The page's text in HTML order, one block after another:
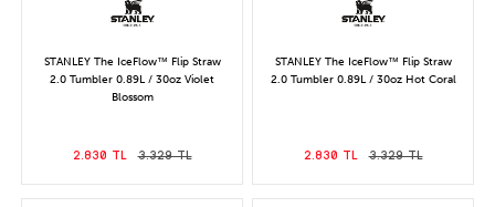
STANLEY The IceFlow™ Flip Straw
2.0 Tumbler 0.89L / 30oz Violet
Blossom
2.830 TL 3.329 TL
STANLEY The IceFlow™ Flip Straw
2.0 Tumbler 0.89L / 30oz Hot Coral
2.830 TL 3.329 TL